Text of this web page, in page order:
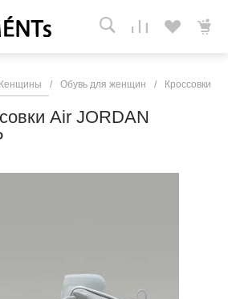
/ Обувь для женщин / Кроссовки и
Air JORDAN